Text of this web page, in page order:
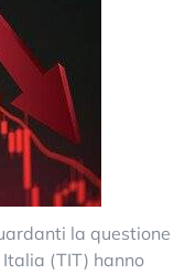
la questione
(TIT) hanno